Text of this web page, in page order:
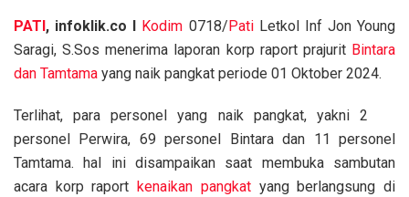
ce
b
o
k
tt
er
ail at
s
p
p
py
Li
k
ar
e
PATI , infoklik.co I Kodim 0718/ PatiLetkol Inf Jon Young
Saragi, S.Sos menerima laporan korp raport prajurit Bintara
dan Tamtama yang naik pangkat periode 01 Oktober 2024.
Terlihat, para personel yang naik pangkat, yakni 2
personel Perwira, 69 personel Bintara dan 11 personel
Tamtama. hal ini disampaikan saat membuka sambutan
acara korp raport kenaikan pangkatyang berlangsung di